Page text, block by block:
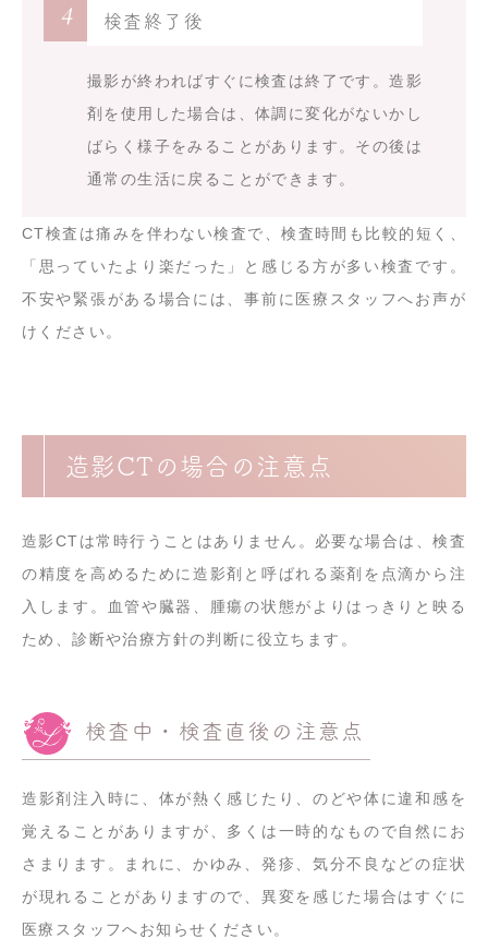
4 検査終了後
撮影が終わればすぐに検査は終了です。造影
剤を使用した場合は、体調に変化がないかし
ばらく様子をみることがあります。その後は
通常の生活に戻ることができます。
CT検査は痛みを伴わない検査で、検査時間も比較的短く、
「思っていたより楽だった」と感じる方が多い検査です。
不安や緊張がある場合には、事前に医療スタッフへお声が
けください。
造影CTの場合の注意点
造影CTは常時行うことはありません。必要な場合は、検査
の精度を高めるために造影剤と呼ばれる薬剤を点滴から注
入します。血管や臓器、腫瘍の状態がよりはっきりと映る
ため、診断や治療方針の判断に役立ちます。
検査中・検査直後の注意点
造影剤注入時に、体が熱く感じたり、のどや体に違和感を
覚えることがありますが、多くは一時的なもので自然にお
さまります。まれに、かゆみ、発疹、気分不良などの症状
が現れることがありますので、異変を感じた場合はすぐに
医療スタッフへお知らせください。